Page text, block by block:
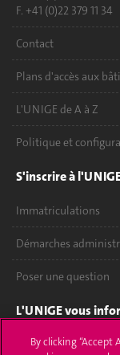
F. +41 (0)22 379 11 34
Contact
Plans d'accès aux
L'UNIGE de A à Z
Politique et
S'inscrire à
Immatriculations
Démarches
Poser une question
L'UNIGE vous
UNIGE Mobile
By clicking